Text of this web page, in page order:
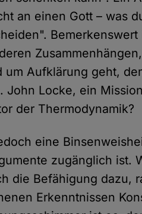
an einen Gott – was
um Aufklärung geht,
John Locke, ein
der Thermodynamik?
eine
zugänglich ist.
die Befähigung dazu,
Erkenntnissen